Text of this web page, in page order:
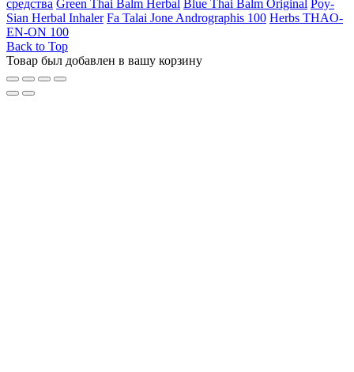
средства Green Thai Balm Herbal Blue Thai Balm Original
Poy-
Sian Herbal Inhaler Fa Talai Jone Andrographis 100 Herbs THAO-
EN-ON 100
Back to Top
Товар был добавлен в вашу корзину